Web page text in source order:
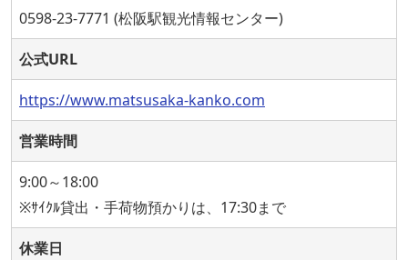
0598-23-7771 (松阪駅観光情報センター)
公式URL
https://www.matsusaka-kanko.com
営業時間
9:00～18:00
※ｻｲｸﾙ貸出・手荷物預かりは、17:30まで
休業日